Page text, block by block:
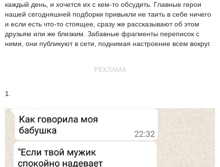
каждый день, и хочется их с кем-то обсудить. Главные герои
нашей сегодняшней подборки привыкли не таить в себе ничего
и если есть что-то стоящее, сразу же рассказывают об этом
друзьям или же близким. Забавные фрагменты переписок с
ними, они публикуют в сети, поднимая настроение всем вокруг.
РЕКЛАМА
1.